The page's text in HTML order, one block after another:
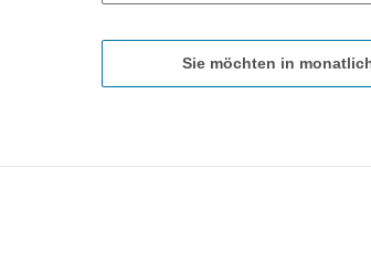
Sie möchten in